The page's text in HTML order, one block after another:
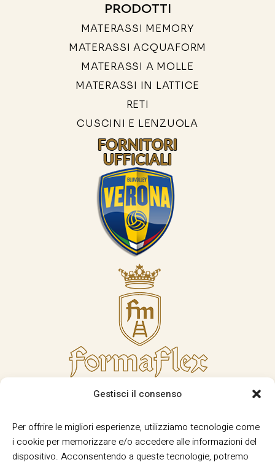
Gestisci il consenso
Per offrire le migliori esperienze, utilizziamo tecnologie come
i cookie per memorizzare e/o accedere alle informazioni del
dispositivo. Acconsentendo a queste tecnologie, potremo
PRODOTTI
MATERASSI MEMORY
MATERASSI ACQUAFORM
MATERASSI A MOLLE
MATERASSI IN LATTICE
RETI
CUSCINI E LENZUOLA